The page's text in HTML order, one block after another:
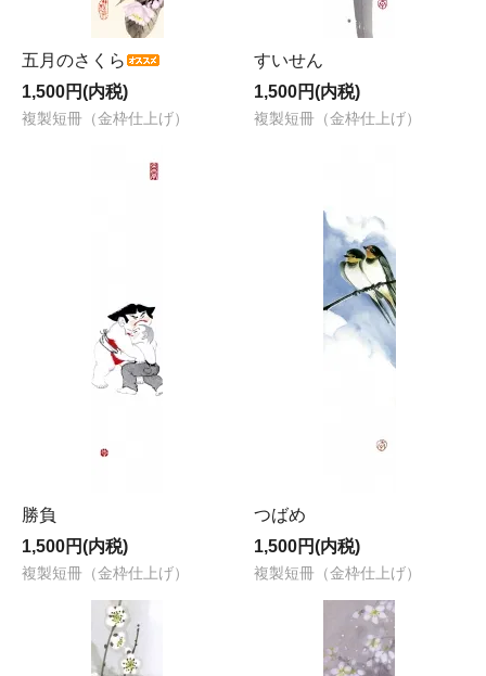
五月のさくら
1,500円(内税)
複製短冊（金枠仕上げ）
すいせん
1,500円(内税)
複製短冊（金枠仕上げ）
勝負
1,500円(内税)
複製短冊（金枠仕上げ）
つばめ
1,500円(内税)
複製短冊（金枠仕上げ）